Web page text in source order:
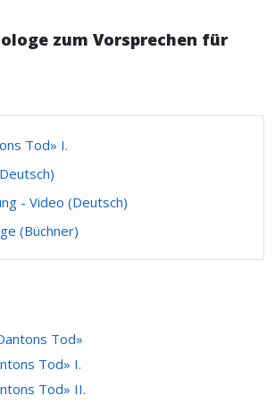
zum Vorsprechen für
Tod» I.
- Video (Deutsch)
(Büchner)
Tod»
Tod» I.
Tod» II.